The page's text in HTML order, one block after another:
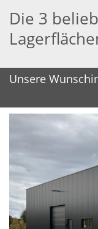
Die 3
Unsere